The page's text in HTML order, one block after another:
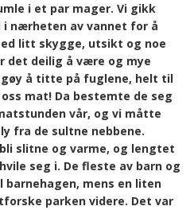
i et par mager. Vi gikk
nærheten av vannet for å
litt skygge, utsikt og noe
det deilig å være og mye
gøy å titte på fuglene, helt til
mat! Da bestemte de seg
vår, og vi måtte
fra de sultne nebbene.
slitne og varme, og lengtet
seg i. De fleste av barn og
mens en liten
parken videre. Det var